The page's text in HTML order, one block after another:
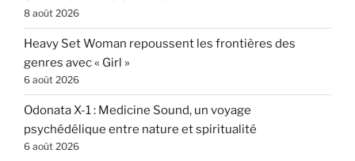
8 août 2026
Heavy Set Woman repoussent les frontières des
genres avec « Girl »
6 août 2026
Odonata X-1 : Medicine Sound, un voyage
psychédélique entre nature et spiritualité
6 août 2026